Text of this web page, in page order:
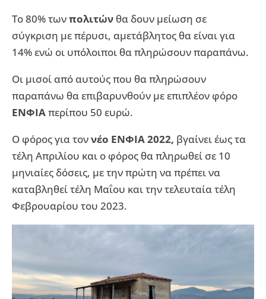
Το 80% τωνπολιτών θα δουν μείωση σε
σύγκριση με πέρυσι, αμετάβλητος θα είναι για
14% ενώ οι υπόλοιποι θα πληρώσουν παραπάνω.
Οι μισοί από αυτούς που θα πληρώσουν
παραπάνω θα επιβαρυνθούν με επιπλέον φόρο
ΕΝΦΙΑπερίπου 50 ευρώ.
Ο φόρος για τοννέο ΕΝΦΙΑ 2022, βγαίνει έως τα
τέλη Απριλίου και ο φόρος θα πληρωθεί σε 10
μηνιαίες δόσεις, με την πρώτη να πρέπει να
καταβληθεί τέλη Μαΐου και την τελευταία τέλη
Φεβρουαρίου του 2023.